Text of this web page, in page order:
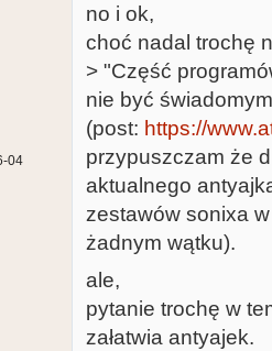
04
no i ok,
choć nadal trochę
> "Część
nie być
(post: https://
przypuszczam że
aktualnego
zestawów sonixa
żadnym wątku).
ale,
pytanie trochę w
załatwia antyajek.